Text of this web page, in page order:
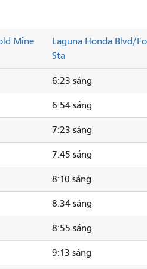
Mine
Laguna Honda Blvd/
Sta
6:23 sáng
6:54 sáng
7:23 sáng
7:45 sáng
8:10 sáng
8:34 sáng
8:55 sáng
9:13 sáng